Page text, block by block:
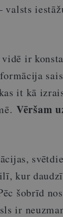
ir
it kā
Vēršam
kur
šobrīd
ir